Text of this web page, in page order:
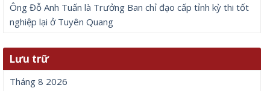
Ông Đỗ Anh Tuấn là Trưởng Ban chỉ đạo cấp tỉnh kỳ thi tốt
nghiệp lại ở Tuyên Quang
Lưu trữ
Tháng 8 2026